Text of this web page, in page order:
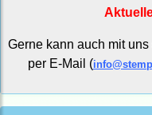
Gerne kann auch mit
per E-Mail (